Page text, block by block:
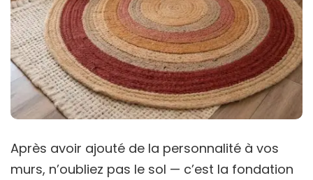
Après avoir ajouté de la personnalité à vos
murs, n’oubliez pas le sol — c’est la fondation